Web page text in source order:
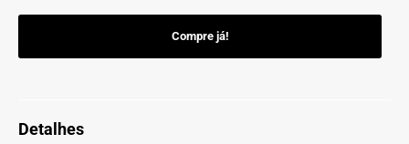
Compre já!
Detalhes